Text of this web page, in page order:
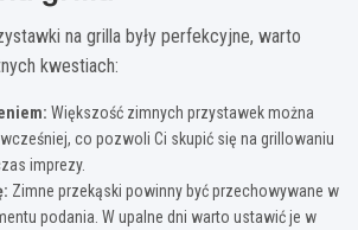
na grilla były perfekcyjne, warto
kwestiach:
Większość zimnych przystawek można
co pozwoli Ci skupić się na grillowaniu
imprezy.
Zimne przekąski powinny być przechowywane w
podania. W upalne dni warto ustawić je w